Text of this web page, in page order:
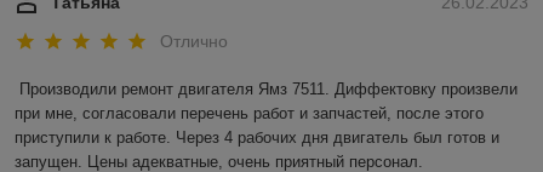
Отлично
Производили ремонт двигателя Ямз 7511. Диффектовку произвели
при мне, согласовали перечень работ и запчастей, после этого
приступили к работе. Через 4 рабочих дня двигатель был готов и
запущен. Цены адекватные, очень приятный персонал.